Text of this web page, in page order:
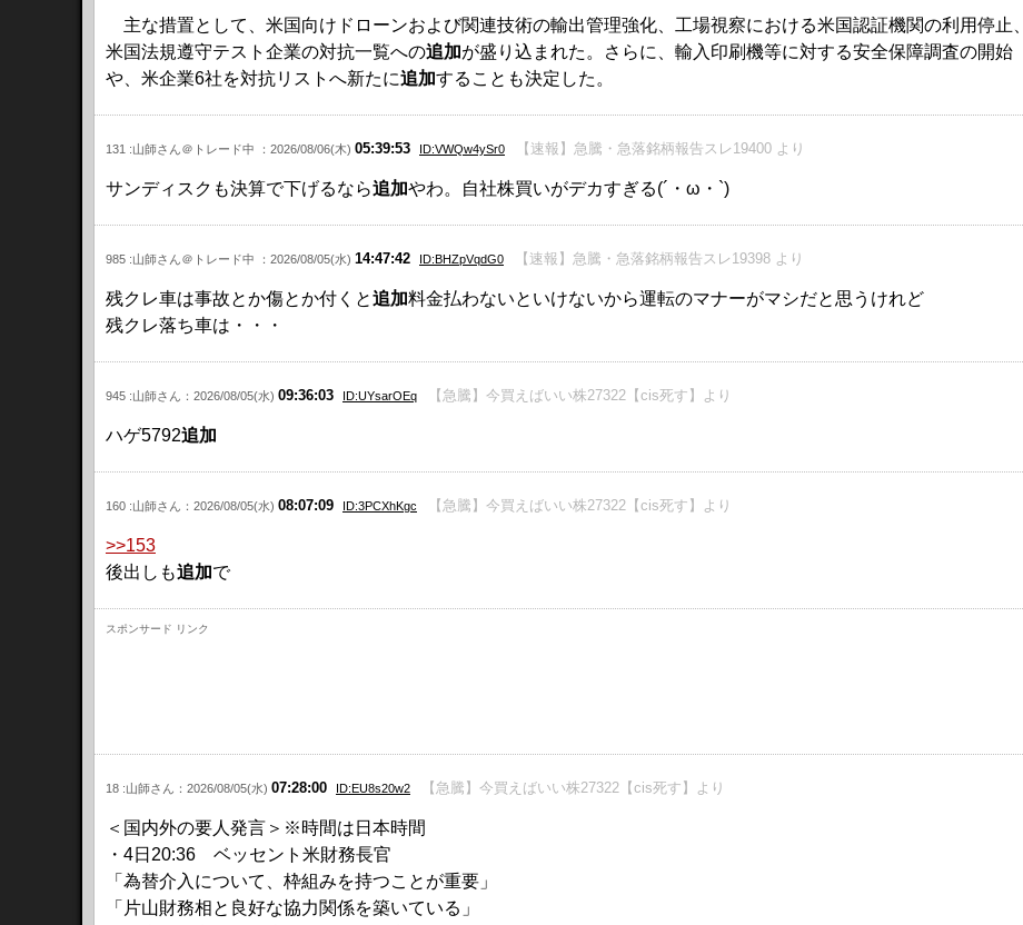
主な措置として、米国向けドローンおよび関連技術の輸出管理強化、工場視察における米国認証機関の利用停止、
米国法規遵守テスト企業の対抗一覧への追加が盛り込まれた。さらに、輸入印刷機等に対する安全保障調査の開始
や、米企業6社を対抗リストへ新たに追加することも決定した。
131 :山師さん＠トレード中 ：2026/08/06(木) 05:39:53 ID:VWQw4ySr0 【速報】急騰・急落銘柄報告スレ19400 より
サンディスクも決算で下げるなら追加やわ。自社株買いがデカすぎる(´・ω・`)
985 :山師さん＠トレード中 ：2026/08/05(水) 14:47:42 ID:BHZpVqdG0 【速報】急騰・急落銘柄報告スレ19398 より
残クレ車は事故とか傷とか付くと追加料金払わないといけないから運転のマナーがマシだと思うけれど
残クレ落ち車は・・・
945 :山師さん：2026/08/05(水) 09:36:03 ID:UYsarOEq 【急騰】今買えばいい株27322【cis死す】より
ハゲ5792追加
160 :山師さん：2026/08/05(水) 08:07:09 ID:3PCXhKgc 【急騰】今買えばいい株27322【cis死す】より
>>153
後出しも追加で
スポンサード リンク
18 :山師さん：2026/08/05(水) 07:28:00 ID:EU8s20w2 【急騰】今買えばいい株27322【cis死す】より
＜国内外の要人発言＞※時間は日本時間
・4日20:36 ベッセント米財務長官
「為替介入について、枠組みを持つことが重要」
「片山財務相と良好な協力関係を築いている」